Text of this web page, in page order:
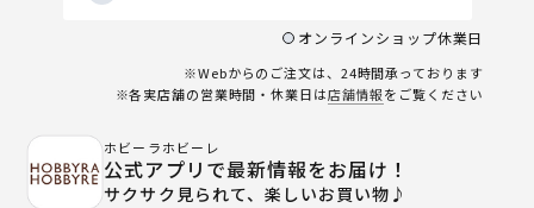
オンラインショップ休業日
※Webからのご注文は、24時間承っております
※各実店舗の営業時間・休業日は店舗情報をご覧ください
ホビーラホビーレ
公式アプリで最新情報をお届け！
サクサク見られて、楽しいお買い物♪